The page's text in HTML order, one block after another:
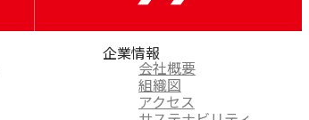
企業情報
会社概要
組織図
アクセス